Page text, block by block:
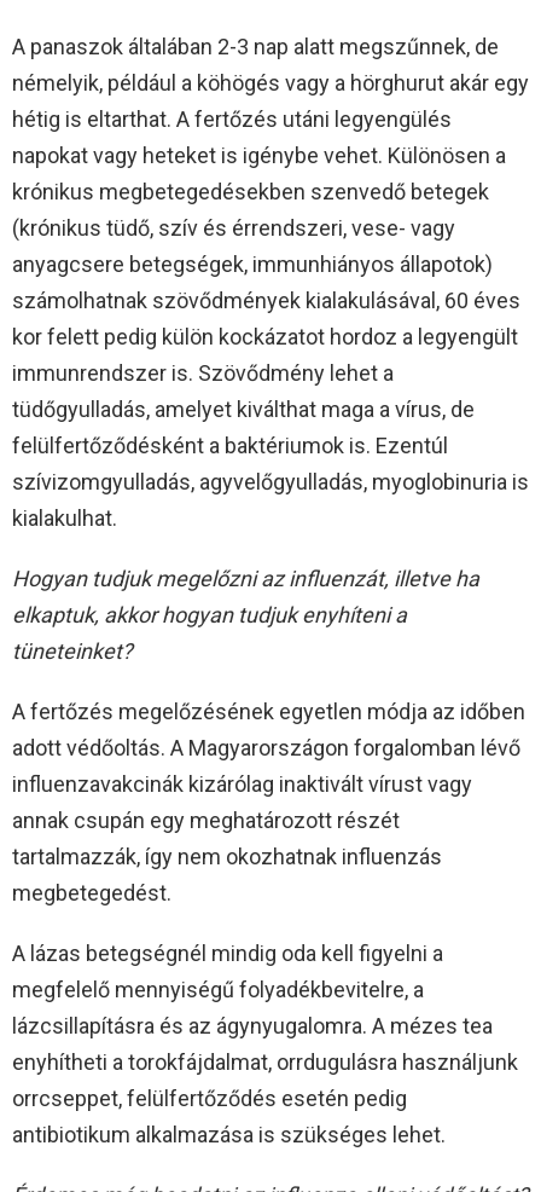
A panaszok általában 2-3 nap alatt megszűnnek, de
némelyik, például a köhögés vagy a hörghurut akár egy
hétig is eltarthat. A fertőzés utáni legyengülés
napokat vagy heteket is igénybe vehet. Különösen a
krónikus megbetegedésekben szenvedő betegek
(krónikus tüdő, szív és érrendszeri, vese- vagy
anyagcsere betegségek, immunhiányos állapotok)
számolhatnak szövődmények kialakulásával, 60 éves
kor felett pedig külön kockázatot hordoz a legyengült
immunrendszer is. Szövődmény lehet a
tüdőgyulladás, amelyet kiválthat maga a vírus, de
felülfertőződésként a baktériumok is. Ezentúl
szívizomgyulladás, agyvelőgyulladás, myoglobinuria is
kialakulhat.
Hogyan tudjuk megelőzni az influenzát, illetve ha
elkaptuk, akkor hogyan tudjuk enyhíteni a
tüneteinket?
A fertőzés megelőzésének egyetlen módja az időben
adott védőoltás. A Magyarországon forgalomban lévő
influenzavakcinák kizárólag inaktivált vírust vagy
annak csupán egy meghatározott részét
tartalmazzák, így nem okozhatnak influenzás
megbetegedést.
A lázas betegségnél mindig oda kell figyelni a
megfelelő mennyiségű folyadékbevitelre, a
lázcsillapításra és az ágynyugalomra. A mézes tea
enyhítheti a torokfájdalmat, orrdugulásra használjunk
orrcseppet, felülfertőződés esetén pedig
antibiotikum alkalmazása is szükséges lehet.